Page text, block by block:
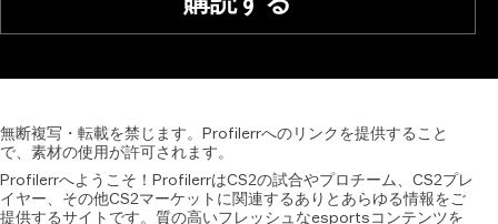
無断複写・転載を禁じます。Profilerrへのリンクを提供すること
で、素材の使用が許可されます。
Profilerrへようこそ！ProfilerrはCS2の試合やプロチーム、CS2プレ
イヤー、その他CS2マーケットに関連するありとあらゆる情報をご
提供するサイトです。質の高いフレッシュなesportsコンテンツを